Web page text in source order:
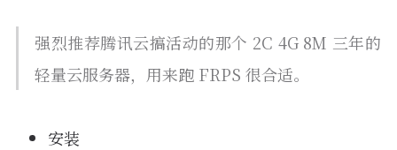
强烈推荐腾讯云搞活动的那个 2C 4G 8M 三年的
轻量云服务器，用来跑 FRPS 很合适。
安装